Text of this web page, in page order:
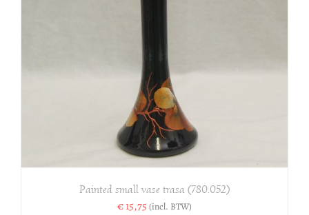
Painted small vase trasa (780.052)
€15,75 (incl. BTW)